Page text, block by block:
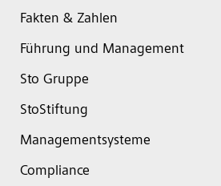
Fakten & Zahlen
Führung und Management
Sto Gruppe
StoStiftung
Managementsysteme
Compliance